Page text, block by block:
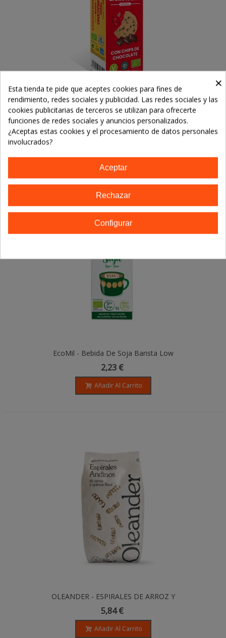
Cookies De Trigo Sarraceno Y
Chocolate, Bio - 170gr
4,95 €
EcoMil - Bebida De Soja Barista Low
Sugars Bio - 1L
2,23 €
Añadir Al Carrito
OLEANDER - ESPIRALES DE ARROZ Y
QUINOA - 500gr
5,84 €
Añadir Al Carrito
×
Esta tienda te pide que aceptes cookies para fines de
rendimiento, redes sociales y publicidad. Las redes sociales y las
cookies publicitarias de terceros se utilizan para ofrecerte
funciones de redes sociales y anuncios personalizados.
¿Aceptas estas cookies y el procesamiento de datos personales
involucrados?
Aceptar
Rechazar
Configurar